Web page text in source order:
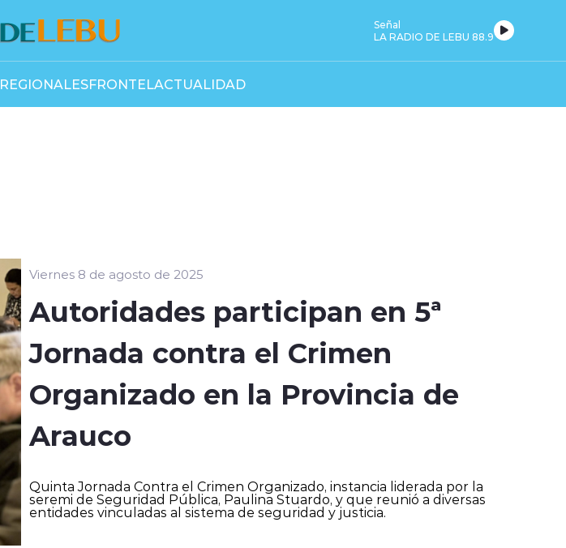
Señal
LA RADIO DE LEBU 88.9
REGIONALESFRONTELACTUALIDAD
Viernes 8 de agosto de 2025
Autoridades participan en 5ª
Jornada contra el Crimen
Organizado en la Provincia de
Arauco
Quinta Jornada Contra el Crimen Organizado, instancia liderada por la
seremi de Seguridad Pública, Paulina Stuardo, y que reunió a diversas
entidades vinculadas al sistema de seguridad y justicia.